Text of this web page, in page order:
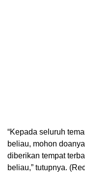
“Kepada seluruh
beliau, mohon
diberikan tempat
beliau,” tutupnya.